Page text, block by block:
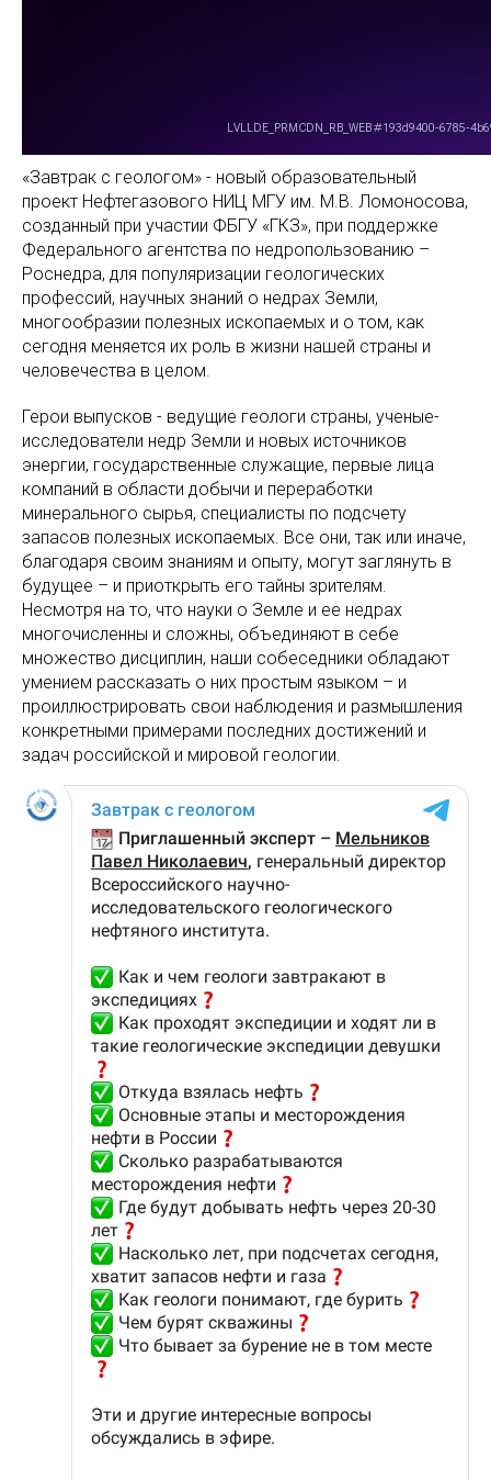
«Завтрак с геологом» - новый образовательный
проект Нефтегазового НИЦ МГУ им. М.В. Ломоносова,
созданный при участии ФБГУ «ГКЗ», при поддержке
Федерального агентства по недропользованию –
Роснедра, для популяризации геологических
профессий, научных знаний о недрах Земли,
многообразии полезных ископаемых и о том, как
сегодня меняется их роль в жизни нашей страны и
человечества в целом.
Герои выпусков - ведущие геологи страны, ученые-
исследователи недр Земли и новых источников
энергии, государственные служащие, первые лица
компаний в области добычи и переработки
минерального сырья, специалисты по подсчету
запасов полезных ископаемых. Все они, так или иначе,
благодаря своим знаниям и опыту, могут заглянуть в
будущее – и приоткрыть его тайны зрителям.
Несмотря на то, что науки о Земле и ее недрах
многочисленны и сложны, объединяют в себе
множество дисциплин, наши собеседники обладают
умением рассказать о них простым языком – и
проиллюстрировать свои наблюдения и размышления
конкретными примерами последних достижений и
задач российской и мировой геологии.